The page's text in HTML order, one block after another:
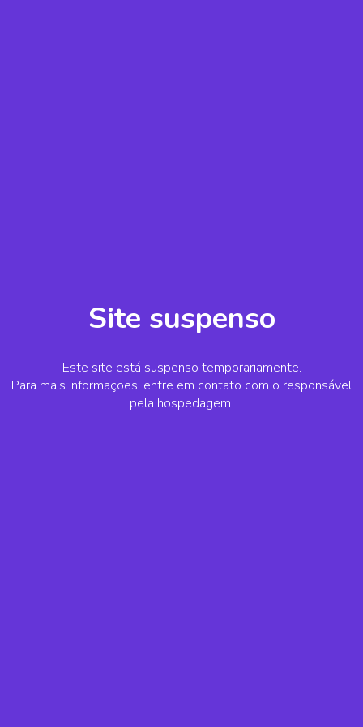
Site suspenso
Este site está suspenso temporariamente.
Para mais informações, entre em contato com o responsável
pela hospedagem.